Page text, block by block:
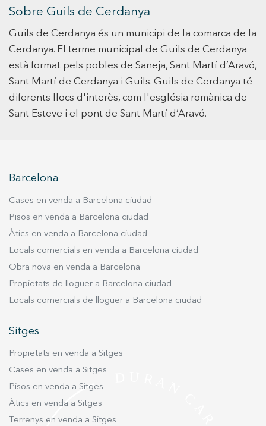
ON MERÈIXES VIURE! Amb Durán Carasso
habitual com per a inversió. La casa disposa d’un
acollidor jardí privat de 30 m² amb sortida
directa a una àmplia zona comunitària. Aquest
espai compartit ofereix piscina, jardí, barbacoa,
pista de tennis, bàsquet i futbol, a més d’una
zona infantil ideal per a famílies. La comoditat i
l’oci estan garantits per a totes les edats.
L’interior de l’habitatge es distribueix en quatre
habitacions, totes amb armaris encastats, tres
aporten un ambient càlid i versàtil. La casa
electrodomèstics inclosos, xemeneia, sistema
d’alarma, connexió wifi per fibra òptica i una
completa zona de bugaderia equipada amb
rentadora i assecadora. A més, compta amb
plaça d’aparcament privada amb accés directe a
Sobre Guils de Cerdanya
Guils de Cerdanya és un municipi de la comarca de la
Cerdanya. El terme municipal de Guils de Cerdanya
està format pels pobles de Saneja, Sant Martí d’Aravó,
Sant Martí de Cerdanya i Guils. Guils de Cerdanya té
diferents llocs d'interès, com l'església romànica de
Sant Esteve i el pont de Sant Martí d’Aravó.
Barcelona
Cases en venda a Barcelona ciudad
Pisos en venda a Barcelona ciudad
Àtics en venda a Barcelona ciudad
Locals comercials en venda a Barcelona ciudad
Obra nova en venda a Barcelona
Propietats de lloguer a Barcelona ciudad
Locals comercials de lloguer a Barcelona ciudad
Sitges
Propietats en venda a Sitges
Cases en venda a Sitges
Pisos en venda a Sitges
Àtics en venda a Sitges
Terrenys en venda a Sitges